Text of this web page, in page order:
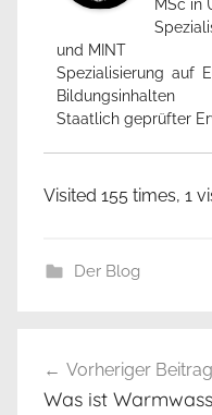
MSc in
und MINT
Spezialisierung auf
Bildungsinhalten
Staatlich geprüfter
Visited 155 times, 1
Der Blog
Navigation
Vorheriger Beitrag
Was ist